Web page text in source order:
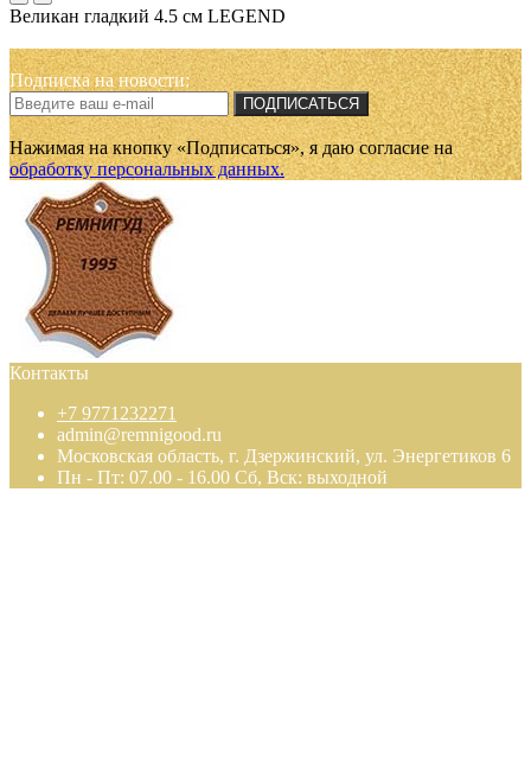
Великан гладкий 4.5 см LEGEND
Подписка на новости:
ПОДПИСАТЬСЯ
Нажимая на кнопку «Подписаться», я даю cогласие на
обработку персональных данных.
Контакты
+7 9771232271
admin@remnigood.ru
Московская область, г. Дзержинский, ул. Энергетиков 6
Пн - Пт: 07.00 - 16.00 Сб, Вск: выходной